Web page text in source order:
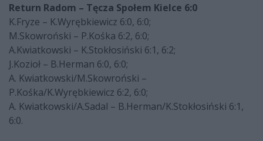
Return Radom – Tęcza Społem Kielce 6:0
K.Fryze – K.Wyrębkiewicz 6:0, 6:0;
M.Skowroński – P.Kośka 6:2, 6:0;
A.Kwiatkowski – K.Stokłosiński 6:1, 6:2;
J.Kozioł – B.Herman 6:0, 6:0;
A. Kwiatkowski/M.Skowroński –
P.Kośka/K.Wyrębkiewicz 6:2, 6:0;
A. Kwiatkowski/A.Sadal – B.Herman/K.Stokłosiński 6:1,
6:0.